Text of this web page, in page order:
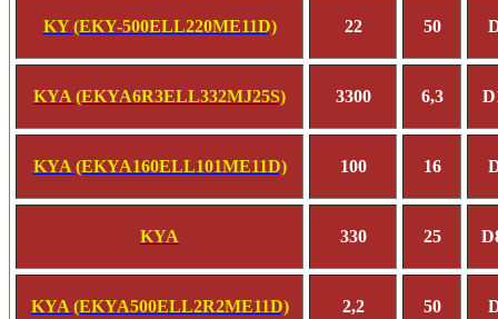
KY (EKY-500ELL220ME11D) 22 50
KYA (EKYA6R3ELL332MJ25S) 3300 6,3
KYA (EKYA160ELL101ME11D) 100 16
KYA 330 25
KYA (EKYA500ELL2R2ME11D) 2,2 50